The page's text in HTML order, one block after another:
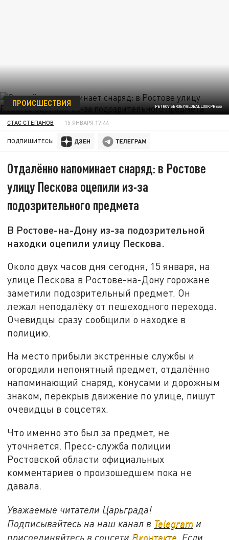
PETROV SERGEY/GLOBALLOOKPRESS
ПРОИСШЕСТВИЯ
СТАС СТЕПАНОВ 15 ЯНВАРЯ 17:44
ПОДПИШИТЕСЬ:
Отдалённо напоминает снаряд: в Ростове
улицу Пескова оцепили из-за
подозрительного предмета
В Ростове-на-Дону из-за подозрительной
находки оцепили улицу Пескова.
Около двух часов дня сегодня, 15 января, на
улице Пескова в Ростове-на-Дону горожане
заметили подозрительный предмет. Он
лежал неподалёку от пешеходного перехода.
Очевидцы сразу сообщили о находке в
полицию.
На место прибыли экстренные службы и
огородили непонятный предмет, отдалённо
напоминающий снаряд, конусами и дорожным
знаком, перекрыв движение по улице, пишут
очевидцы в соцсетях.
Что именно это был за предмет, не
уточняется. Пресс-служба полиции
Ростовской области официальных
комментариев о произошедшем пока не
давала.
Уважаемые читатели Царьграда!
Подписывайтесь на наш канал в Telegram и
присоединяйтесь в соцсети Вконтакте. Если